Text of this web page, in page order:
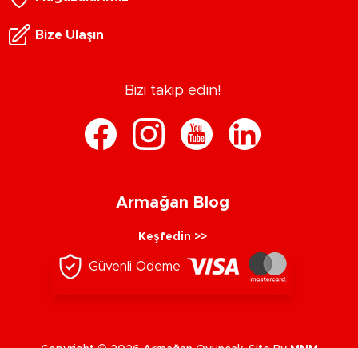
Bize Ulaşın
Bizi takip edin!
Armağan Blog
Keşfedin >>
Güvenli Ödeme